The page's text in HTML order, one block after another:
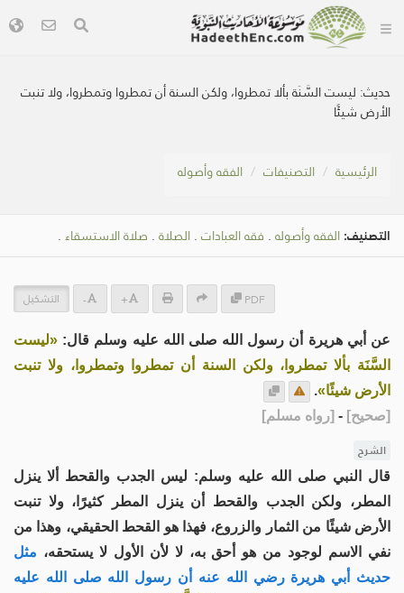
حديث: ليست السَّنَة بألا تمطروا، ولكن السنة أن تمطروا وتمطروا، ولا تنبت
الأرض شيئًا
الرئيسية التصنيفات الفقه وأصوله
التصنيف: الفقه وأصوله . فقه العبادات . الصلاة . صلاة الاستسقاء .
PDF
+
- التشكيل
عن أبي هريرة أن رسول الله صلى الله عليه وسلم قال: «ليست
السَّنَة بألا تمطروا، ولكن السنة أن تمطروا وتمطروا، ولا تنبت
الأرض شيئًا».
[صحيح]
-
[رواه مسلم]
الشرح
قال النبي صلى الله عليه وسلم: ليس الجدب والقحط ألا ينزل
المطر، ولكن الجدب والقحط أن ينزل المطر كثيرًا، ولا تنبت
الأرض شيئًا من الثمار والزروع، فهذا هو القحط الحقيقي، وهذا من
نفي الاسم لوجود من هو أحق به، لا لأن الأول لا يستحقه، مثل
حديث أبي هريرة رضي الله عنه أن رسول الله صلى الله عليه